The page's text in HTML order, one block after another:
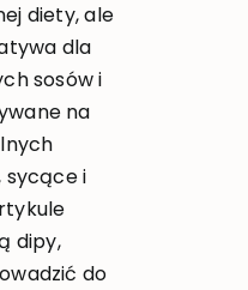
diety, ale
dla
sosów i
na
sycące i
dipy,
do